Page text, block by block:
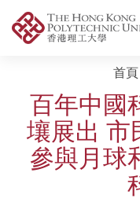
Start main content首頁
百年中國
壤展出 市
參與月球